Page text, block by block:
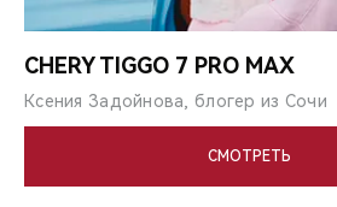
CHERY TIGGO 7 PRO MAX
Ксения Задойнова, блогер из Сочи
СМОТРЕТЬ